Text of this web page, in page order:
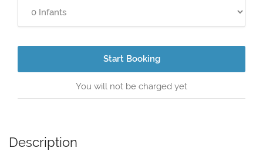
Start Booking
You will not be charged yet
Description